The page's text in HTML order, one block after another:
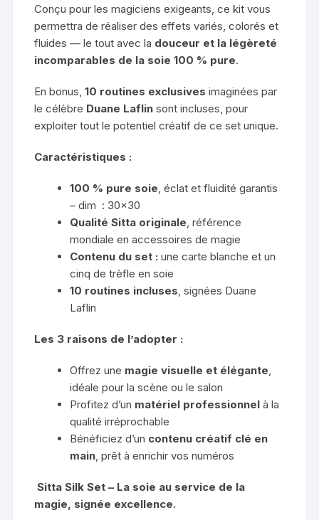
Conçu pour les magiciens exigeants, ce kit vous
permettra de réaliser des effets variés, colorés et
fluides — le tout avec la douceur et la légèreté
incomparables de la soie 100 % pure.
En bonus,10 routines exclusives imaginées par
le célèbre Duane Laflin sont incluses, pour
exploiter tout le potentiel créatif de ce set unique.
Caractéristiques :
100 % pure soie, éclat et fluidité garantis
– dim : 30×30
Qualité Sitta originale, référence
mondiale en accessoires de magie
Contenu du set : une carte blanche et un
cinq de trèfle en soie
10 routines incluses, signées Duane
Laflin
Les 3 raisons de l’adopter :
Offrez une magie visuelle et élégante,
idéale pour la scène ou le salon
Profitez d’un matériel professionnel à la
qualité irréprochable
Bénéficiez d’un contenu créatif clé en
main, prêt à enrichir vos numéros
Sitta Silk Set – La soie au service de la
magie, signée excellence.